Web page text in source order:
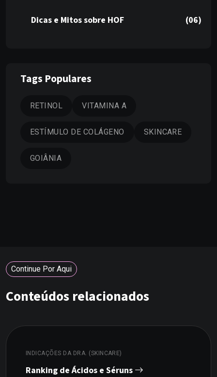
Dicas e Mitos sobre HOF (06)
Tags Populares
RETINOL VITAMINA A
ESTÍMULO DE COLÁGENO SKINCARE
GOIÂNIA
Continue Por Aqui
Conteúdos relacionados
INDICAÇÕES DA DRA. (SKINCARE)
Ranking de Ácidos e Séruns